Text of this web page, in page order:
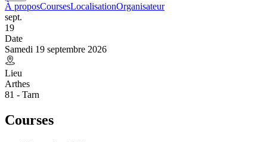
À proposCoursesLocalisationOrganisateur
sept.
19
Date
Samedi 19 septembre 2026
Lieu
Arthes
81 - Tarn
Courses